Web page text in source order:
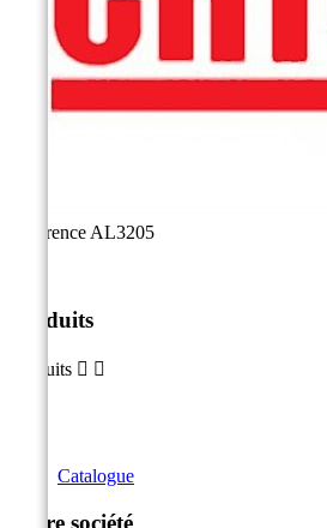
Référence AL3205
Produits
Produits  
Catalogue
Notre société